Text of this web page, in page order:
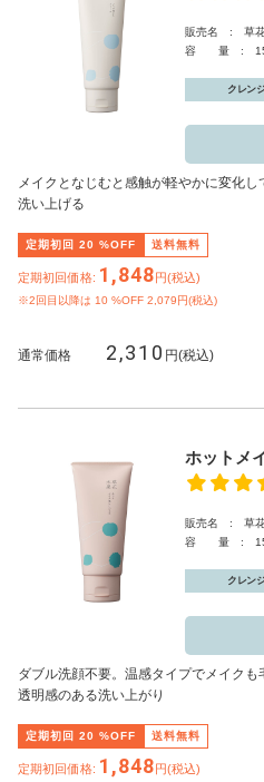
販売名 : 草花
容 量 :
クレン
メイクとなじむと感触が軽やかに変化
洗い上げる
定期初回 20 %OFF 送料無料
定期初回価格: 1,848円(税込)
※2回目以降は 10 %OFF 2,079円(税込)
通常価格 2,310 円(税込)
ホットメ
販売名 : 草花
容 量 :
クレン
ダブル洗顔不要。温感タイプでメイクも
透明感のある洗い上がり
定期初回 20 %OFF 送料無料
定期初回価格: 1,848円(税込)